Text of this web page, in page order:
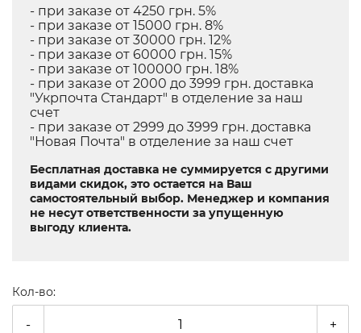
- при заказе от 4250 грн. 5%
- при заказе от 15000 грн. 8%
- при заказе от 30000 грн. 12%
- при заказе от 60000 грн. 15%
- при заказе от 100000 грн. 18%
- при заказе от 2000 до 3999 грн. доставка
"Укрпочта Стандарт" в отделение за наш
счет
- при заказе от 2999 до 3999 грн. доставка
"Новая Почта" в отделение за наш счет
Бесплатная доставка не суммируется с другими
видами скидок, это остается на Ваш
самостоятельный выбор. Менеджер и компания
не несут ответственности за упущенную
выгоду клиента.
Кол-во:
- +